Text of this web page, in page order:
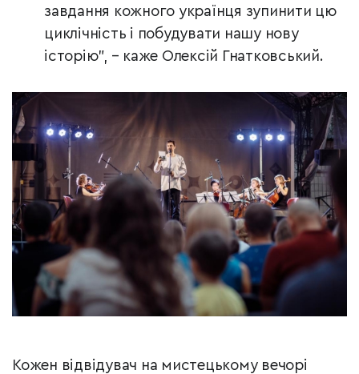
завдання кожного українця зупинити цю
циклічність і побудувати нашу нову
історію”, – каже Олексій Гнатковський.
Кожен відвідувач на мистецькому вечорі